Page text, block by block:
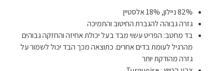
82% ניילון, 18% אלסטיין
גזרה גבוהה להגברת החיטוב והתמיכה
בד מחטב: הפריט עשוי מבד בעל יכולת אחיזה והחזקה גבוהים
מהרגיל לעומת בדים אחרים. כתוצאה מכך הבד יכול לשמור על
גזרה מהודקת יותר